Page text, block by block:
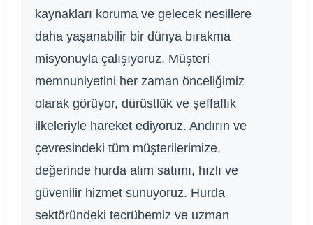
kaynakları koruma ve gelecek nesillere
daha yaşanabilir bir dünya bırakma
misyonuyla çalışıyoruz. Müşteri
memnuniyetini her zaman önceliğimiz
olarak görüyor, dürüstlük ve şeffaflık
ilkeleriyle hareket ediyoruz. Andırın ve
çevresindeki tüm müşterilerimize,
değerinde hurda alım satımı, hızlı ve
güvenilir hizmet sunuyoruz. Hurda
sektöründeki tecrübemiz ve uzman